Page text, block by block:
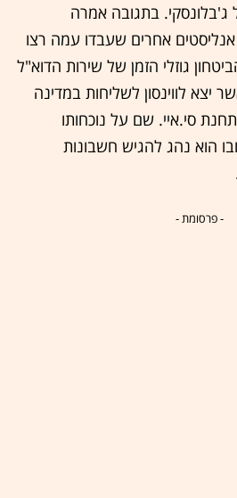
ג'בלונסקי. בתגובה אמרה
אחרים שעבדו עמה רצו
גוזלי הזמן של שירות הדוא"ל
יצא לווינסון לשליחות במדינה
סי.איי. שם על נוכחותו
הוא נהג להגיש חשבונות
- פרסומת -